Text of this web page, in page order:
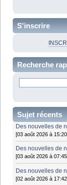
S'inscrire
Recherche
Sujet récents
Des nouvelles de
[03 août 2026 à
Des nouvelles de
[03 août 2026 à
Des nouvelles de
[02 août 2026 à